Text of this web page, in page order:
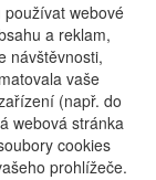
webové
a reklam,
návštěvnosti,
vaše
(např. do
webová stránka
cookies
prohlížeče.